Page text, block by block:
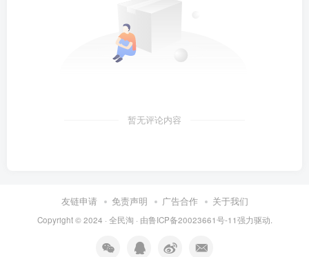
暂无评论内容
友链申请 免责声明 广告合作 关于我们
Copyright © 2024 · 全民淘 · 由鲁ICP备20023661号-11强力驱动.